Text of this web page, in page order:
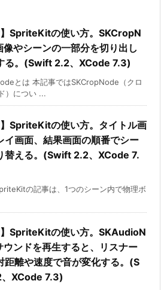
】SpriteKitの使い方。SKCropN
やシーンの一部分を切り出し
る。(Swift 2.2、XCode 7.3)
とは 本記事ではSKCropNode（クロ
）につい ...
】SpriteKitの使い方。タイトル画
イ画面、結果画面の順番でシー
替える。(Swift 2.2、XCode 7.
の記事は、1つのシーン内で物理ボ
】SpriteKitの使い方。SKAudioN
ンドを再生すると、リスナー
距離や速度で音が変化する。(S
XCode 7.3)